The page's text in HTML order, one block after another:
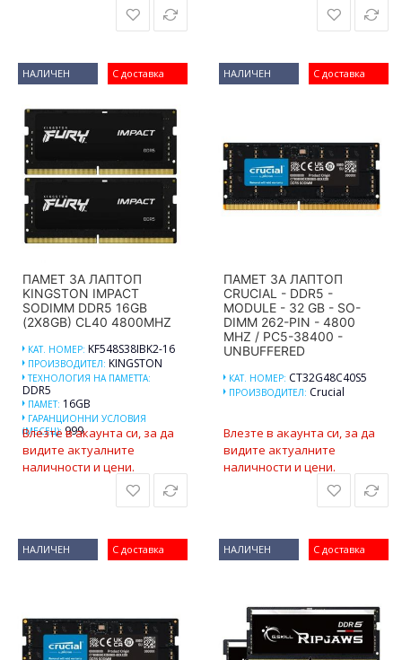
С доставка
НАЛИЧЕН
ПАМЕТ ЗА ЛАПТОП
KINGSTON IMPACT
SODIMM DDR5 16GB
(2X8GB) CL40 4800MHZ
КАТ. НОМЕР: KF548S38IBK2-16
ПРОИЗВОДИТЕЛ: KINGSTON
ТЕХНОЛОГИЯ НА ПАМЕТТА:
DDR5
ПАМЕТ: 16GB
ГАРАНЦИОННИ УСЛОВИЯ
(МЕСЕЦ): 999
Влезте в акаунта си, за да
видите актуалните
наличности и цени.
С доставка
НАЛИЧЕН
ПАМЕТ ЗА ЛАПТОП
CRUCIAL - DDR5 -
MODULE - 32 GB - SO-
DIMM 262-PIN - 4800
MHZ / PC5-38400 -
UNBUFFERED
КАТ. НОМЕР: CT32G48C40S5
ПРОИЗВОДИТЕЛ: Crucial
Влезте в акаунта си, за да
видите актуалните
наличности и цени.
С доставка
НАЛИЧЕН С доставка
НАЛИЧЕН